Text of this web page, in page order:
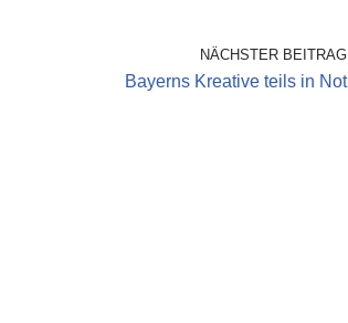
NÄCHSTER BEITRAG
Bayerns Kreative teils in Not